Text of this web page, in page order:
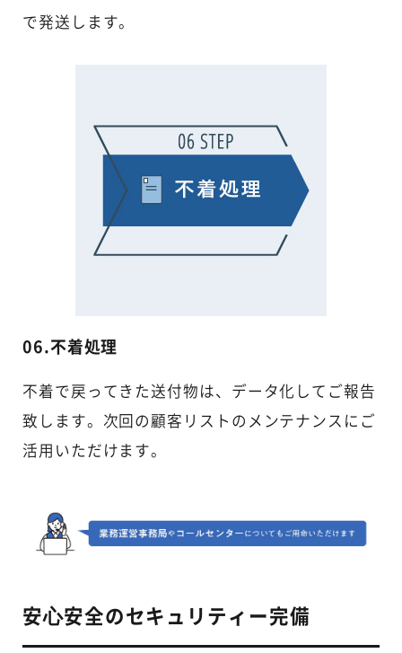
で発送します。
06.不着処理
不着で戻ってきた送付物は、データ化してご報告
致します。次回の顧客リストのメンテナンスにご
活用いただけます。
安⼼安全のセキュリティー完備